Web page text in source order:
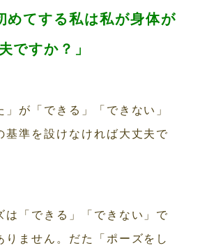
てする私は私が身体が
ですか？」
」が「できる」「できない」
基準を設けなければ大丈夫で
は「できる」「できない」で
りません。だた「ポーズをし